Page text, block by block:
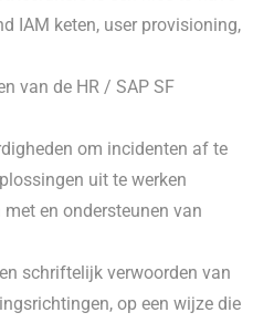
IAM keten, user provisioning,
van de HR / SAP SF
om incidenten af te
uit te werken
en ondersteunen van
schriftelijk verwoorden van
op een wijze die